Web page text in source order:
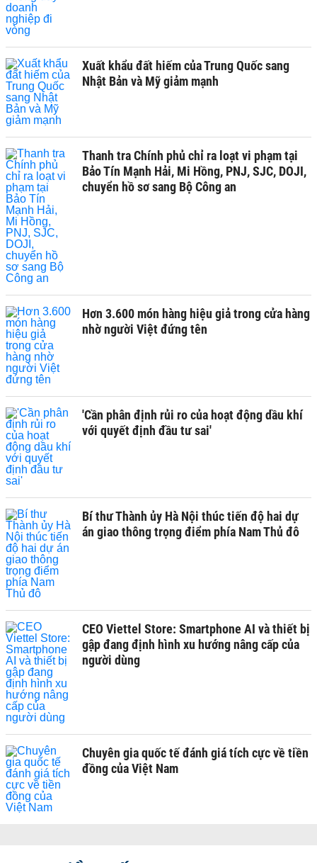
Xuất khẩu đất hiếm của Trung Quốc sang
Nhật Bản và Mỹ giảm mạnh
Thanh tra Chính phủ chỉ ra loạt vi phạm tại
Bảo Tín Mạnh Hải, Mi Hồng, PNJ, SJC, DOJI,
chuyển hồ sơ sang Bộ Công an
Hơn 3.600 món hàng hiệu giả trong cửa hàng
nhờ người Việt đứng tên
'Cần phân định rủi ro của hoạt động dầu khí
với quyết định đầu tư sai'
Bí thư Thành ủy Hà Nội thúc tiến độ hai dự
án giao thông trọng điểm phía Nam Thủ đô
CEO Viettel Store: Smartphone AI và thiết bị
gập đang định hình xu hướng nâng cấp của
người dùng
Chuyên gia quốc tế đánh giá tích cực về tiền
đồng của Việt Nam